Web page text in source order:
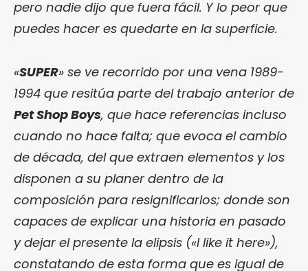
pero nadie dijo que fuera fácil. Y lo peor que
puedes hacer es quedarte en la superficie.
«SUPER» se ve recorrido por una vena 1989-
1994 que resitúa parte del trabajo anterior de
Pet Shop Boys, que hace referencias incluso
cuando no hace falta; que evoca el cambio
de década, del que extraen elementos y los
disponen a su planer dentro de la
composición para resignificarlos; donde son
capaces de explicar una historia en pasado
y dejar el presente la elipsis («I like it here»),
constatando de esta forma que es igual de